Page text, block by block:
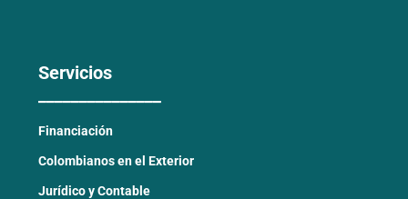
Servicios
Financiación
Colombianos en el Exterior
Jurídico y Contable